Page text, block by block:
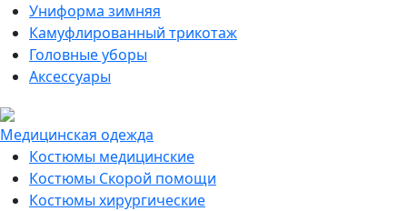
Униформа зимняя
Камуфлированный трикотаж
Головные уборы
Аксессуары
Медицинская одежда
Костюмы медицинские
Костюмы Скорой помощи
Костюмы хирургические